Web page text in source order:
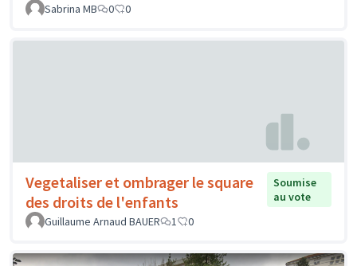
Sabrina MB
0 0
Vegetaliser et ombrager le square
des droits de l'enfants
Soumise
au vote
Guillaume Arnaud BAUER
1 0